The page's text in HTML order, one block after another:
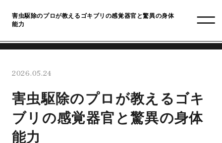
害虫駆除のプロが教えるゴキブリの感覚器官と驚異の身体
能力
2026.05.24
害虫駆除のプロが教えるゴキ
ブリの感覚器官と驚異の身体
能力